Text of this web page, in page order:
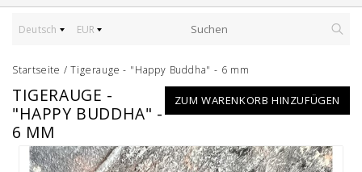
Deutsch EUR
Startseite /Tigerauge - "Happy Buddha" - 6 mm
ZUM WARENKORB HINZUFÜGEN
TIGERAUGE -
"HAPPY BUDDHA" -
6 MM